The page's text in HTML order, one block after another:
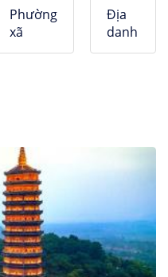
Phường
xã
Địa
danh